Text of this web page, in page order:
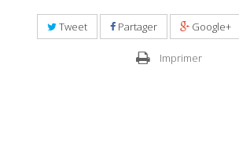
Tweet Partager Google+
Imprimer